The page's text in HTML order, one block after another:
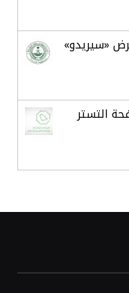
«سيريدو»
التستر
الرابعة